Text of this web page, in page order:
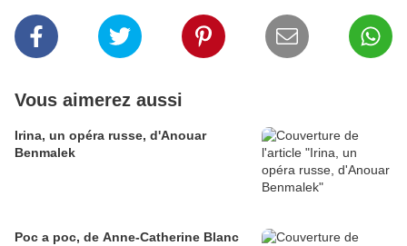
Vous aimerez aussi
Irina, un opéra russe, d'Anouar
Benmalek
Poc a poc, de Anne-Catherine Blanc